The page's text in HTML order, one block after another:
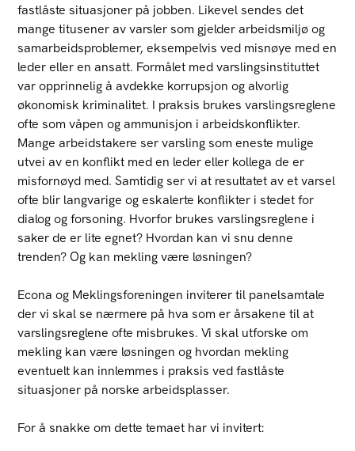
fastlåste situasjoner på jobben. Likevel sendes det
mange titusener av varsler som gjelder arbeidsmiljø og
samarbeidsproblemer, eksempelvis ved misnøye med en
leder eller en ansatt. Formålet med varslingsinstituttet
var opprinnelig å avdekke korrupsjon og alvorlig
økonomisk kriminalitet. I praksis brukes varslingsreglene
ofte som våpen og ammunisjon i arbeidskonflikter.
Mange arbeidstakere ser varsling som eneste mulige
utvei av en konflikt med en leder eller kollega de er
misfornøyd med. Samtidig ser vi at resultatet av et varsel
ofte blir langvarige og eskalerte konflikter i stedet for
dialog og forsoning. Hvorfor brukes varslingsreglene i
saker de er lite egnet? Hvordan kan vi snu denne
trenden? Og kan mekling være løsningen?
Econa og Meklingsforeningen inviterer til panelsamtale
der vi skal se nærmere på hva som er årsakene til at
varslingsreglene ofte misbrukes. Vi skal utforske om
mekling kan være løsningen og hvordan mekling
eventuelt kan innlemmes i praksis ved fastlåste
situasjoner på norske arbeidsplasser.
For å snakke om dette temaet har vi invitert: